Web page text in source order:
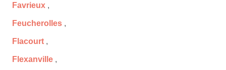
Favrieux ,
Feucherolles ,
Flacourt ,
Flexanville ,